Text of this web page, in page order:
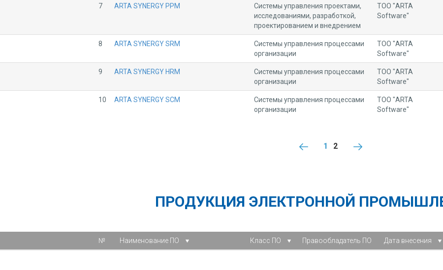
7 ARTA SYNERGY PPM
Системы управления проектами,
исследованиями, разработкой,
проектированием и внедрением
ТОО "ARTA
Software"
8 ARTA SYNERGY SRM
Системы управления процессами
организации
ТОО "ARTA
Software"
9 ARTA SYNERGY HRM
Системы управления процессами
организации
ТОО "ARTA
Software"
10 ARTA SYNERGY SCM
Системы управления процессами
организации
ТОО "ARTA
Software"
1 2
ПРОДУКЦИЯ ЭЛЕКТРОННОЙ
№ Наименование ПО Класс ПО Правообладатель ПО Дата внесения